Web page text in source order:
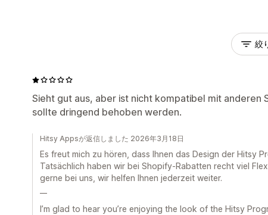
絞
Sieht gut aus, aber ist nicht kompatibel mit anderen
sollte dringend behoben werden.
Hitsy Appsが返信しました 2026年3月18日
Es freut mich zu hören, dass Ihnen das Design der Hitsy
Tatsächlich haben wir bei Shopify-Rabatten recht viel
gerne bei uns, wir helfen Ihnen jederzeit weiter.
I’m glad to hear you’re enjoying the look of the Hitsy